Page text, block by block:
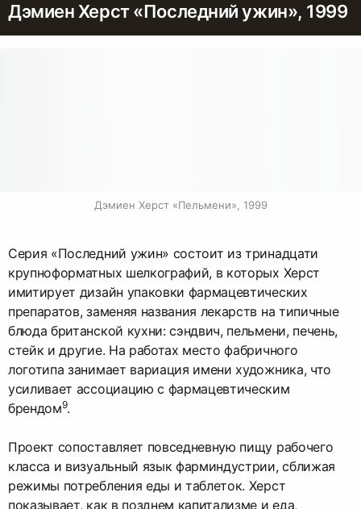
Дэмиен Херст «Последний ужин», 1999
Дэмиен Херст «Пельмени», 1999
Серия «Последний ужин» состоит из тринадцати
крупноформатных шелкографий, в которых Херст
имитирует дизайн упаковки фармацевтических
препаратов, заменяя названия лекарств на типичные
блюда британской кухни: сэндвич, пельмени, печень,
стейк и другие. На работах место фабричного
логотипа занимает вариация имени художника, что
усиливает ассоциацию с фармацевтическим
брендом9.​
Проект сопоставляет повседневную пищу рабочего
класса и визуальный язык фарминдустрии, сближая
режимы потребления еды и таблеток. Херст
показывает, как в позднем капитализме и еда,